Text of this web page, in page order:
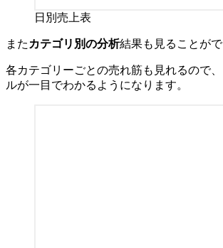
日別売上表
また カテゴリ別の分析結果も見ることがで
各カテゴリーごとの売れ筋も見れるので
ルが一目でわかるようになります。